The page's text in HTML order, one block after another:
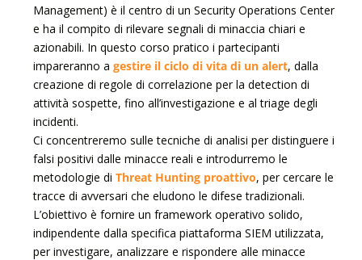
Management) è il centro di un Security Operations Center
e ha il compito di rilevare segnali di minaccia chiari e
azionabili. In questo corso pratico i partecipanti
impareranno agestire il ciclo di vita di un alert, dalla
creazione di regole di correlazione per la detection di
attività sospette, fino all’investigazione e al triage degli
incidenti.
Ci concentreremo sulle tecniche di analisi per distinguere i
falsi positivi dalle minacce reali e introdurremo le
metodologie diThreat Hunting proattivo, per cercare le
tracce di avversari che eludono le difese tradizionali.
L’obiettivo è fornire un framework operativo solido,
indipendente dalla specifica piattaforma SIEM utilizzata,
per investigare, analizzare e rispondere alle minacce